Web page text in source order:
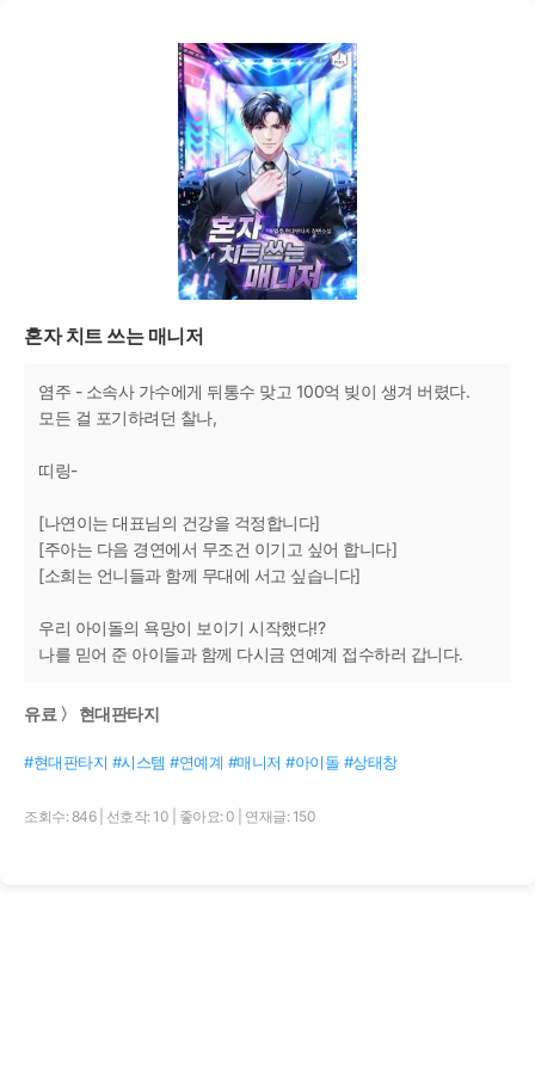
혼자 치트 쓰는 매니저
염주 - 소속사 가수에게 뒤통수 맞고 100억 빚이 생겨 버렸다.
모든 걸 포기하려던 찰나,
띠링-
[나연이는 대표님의 건강을 걱정합니다]
[주아는 다음 경연에서 무조건 이기고 싶어 합니다]
[소희는 언니들과 함께 무대에 서고 싶습니다]
우리 아이돌의 욕망이 보이기 시작했다!?
나를 믿어 준 아이들과 함께 다시금 연예계 접수하러 갑니다.
유료 〉 현대판타지
#현대판타지 #시스템 #연예계 #매니저 #아이돌 #상태창
조회수: 846 선호작: 10 좋아요: 0 연재글: 150